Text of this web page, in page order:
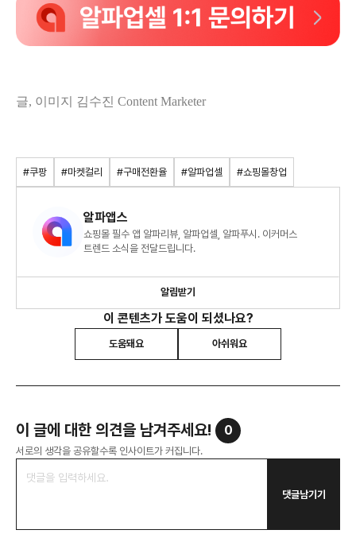
글, 이미지 김수진 Content Marketer
#쿠팡 #마켓컬리 #구매전환율 #알파업셀 #쇼핑몰창업
알파앱스
쇼핑몰 필수 앱 알파리뷰, 알파업셀, 알파푸시. 이커머스
트렌드 소식을 전달드립니다.
알림받기
이 콘텐츠가 도움이 되셨나요?
도움돼요 아쉬워요
이 글에 대한 의견을 남겨주세요! 0
서로의 생각을 공유할수록 인사이트가 커집니다.
댓글남기기